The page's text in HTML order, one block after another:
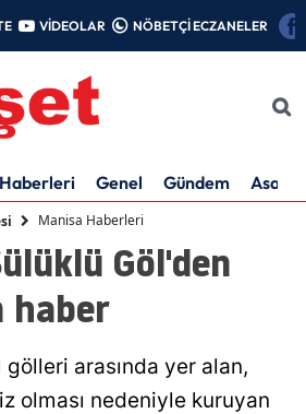
VİDEOLAR NÖBETÇİ ECZANELER
Genel Gündem Asayiş
Manisa Haberleri
Göl'den
haber
gölleri arasında yer alan,
olması nedeniyle kuruyan